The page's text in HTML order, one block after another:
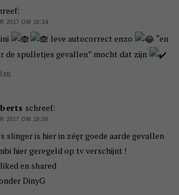
2017 OM 16:34
leve autocorrect enzo
“en
de spulletjes gevallen” mocht dat zijn
schreef:
2017 OM 18:36
slinger is hier in zéęr goede aarde gevallen
hier geregeld op tv verschijnt !
en shared
DinyG